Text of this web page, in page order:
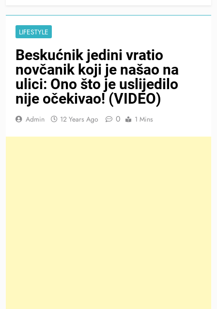
LIFESTYLE
Beskućnik jedini vratio
novčanik koji je našao na
ulici: Ono što je uslijedilo
nije očekivao! (VIDEO)
Admin 12 Years Ago 0 1 Mins